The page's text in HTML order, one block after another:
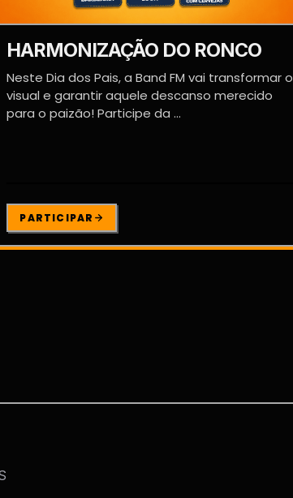
HARMONIZAÇÃO DO RONCO
Neste Dia dos Pais, a Band FM vai transformar o
visual e garantir aquele descanso merecido
para o paizão! Participe da ...
PARTICIPAR